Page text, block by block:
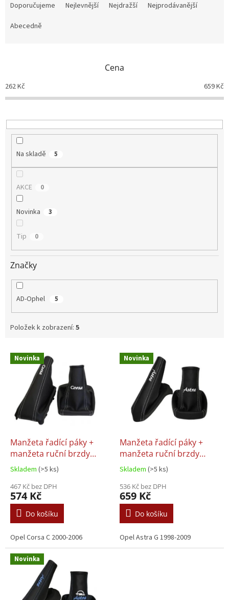
o
d
k
t
Doporučujeme Nejlevnější Nejdražší
Nejprodávanější
Abecedně
Cena
262Kč 659Kč
Na skladě 5
AKCE 0
Novinka 3
Tip 0
Značky
AD-Ophel 5
Položek k zobrazení: 5
V
ů
Novinka
Manžeta řadící páky +
manžeta ruční brzdy
Opel Corsa C 2000-2006,
barva bílá
Skladem (>5 ks)
467 Kč bez DPH
574 Kč
Do košíku
Opel Corsa C 2000-2006
Novinka
Manžeta řadící páky +
manžeta ruční brzdy
Opel Astra II 2 G
Skladem (>5 ks)
536 Kč bez DPH
659 Kč
Do košíku
Opel Astra G 1998-2009
Novinka